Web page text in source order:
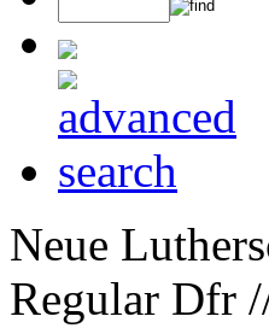
Neue
Regular Dfr